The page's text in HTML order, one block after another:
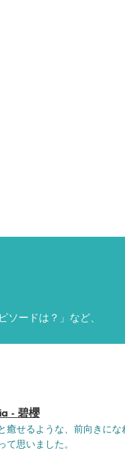
ソードは？」など、
- 碧櫻
癒せるような、前向きに
て思いました。